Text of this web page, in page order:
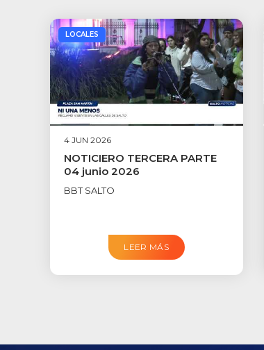
LOCALES
4 JUN 2026
NOTICIERO TERCERA PARTE
04 junio 2026
BBT SALTO
LEER MÁS